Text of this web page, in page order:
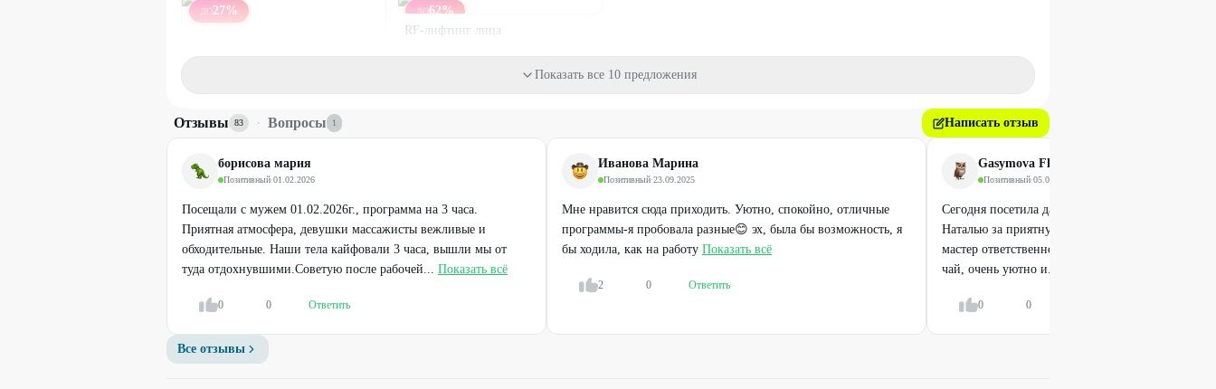
ДО27% ДО62%
RF-лифтинг лица
Показать все 10 предложения
Отзывы 83 · Вопросы 1 Написать отзыв
борисова мария
Позитивный·01.02.2026
Посещали с мужем 01.02.2026г., программа на 3 часа.
Приятная атмосфера, девушки массажисты вежливые и
обходительные. Наши тела кайфовали 3 часа, вышли мы от
туда отдохнувшими.Советую после рабочей... Показать всё
0 0 Ответить
Иванова Марина
Позитивный·23.09.2025
Мне нравится сюда приходить. Уютно, спокойно, отличные
программы-я пробовала разные😊 эх, была бы возможность, я
бы ходила, как на работу Показать всё
2 0 Ответить
Gasymova Flora
Позитивный·05.09.2025
Сегодня посетила данную студию, хочу
Наталью за приятную и комфортную процедуру
мастер ответственно подошла к работе👍 после
чай, очень уютно и...
0 0
Все отзывы